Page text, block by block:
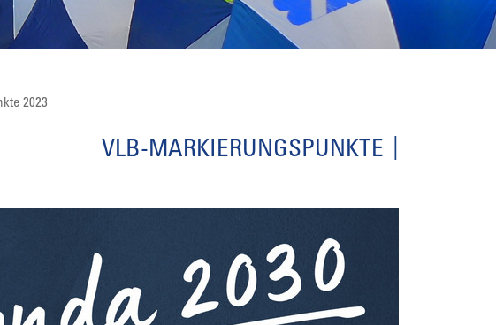
2023
VLB-MARKIERUNGSPUNKTE